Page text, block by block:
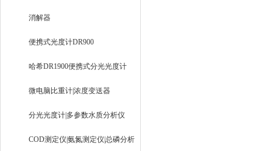
消解器
便携式光度计DR900
哈希DR1900便携式分光光度计
微电脑比重计|浓度变送器
分光光度计|多参数水质分析仪
COD测定仪|氨氮测定仪|总磷分析